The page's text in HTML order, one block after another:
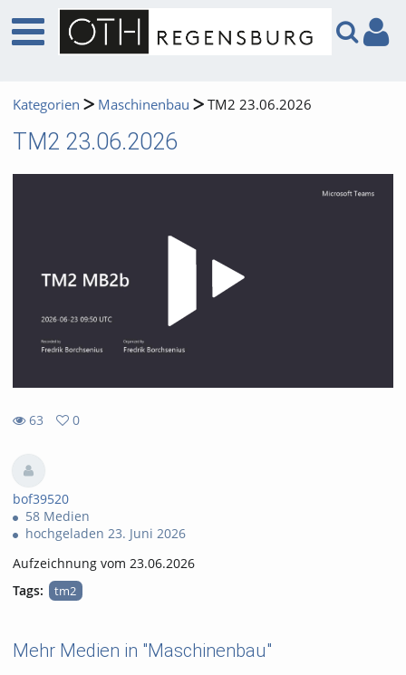
Kategorien Maschinenbau TM2 23.06.2026
TM2 23.06.2026
63
views
0
favorites
bof39520
58 Medien
hochgeladen 23. Juni 2026
Aufzeichnung vom 23.06.2026
Tags:
tm2
Mehr Medien in "Maschinenbau"